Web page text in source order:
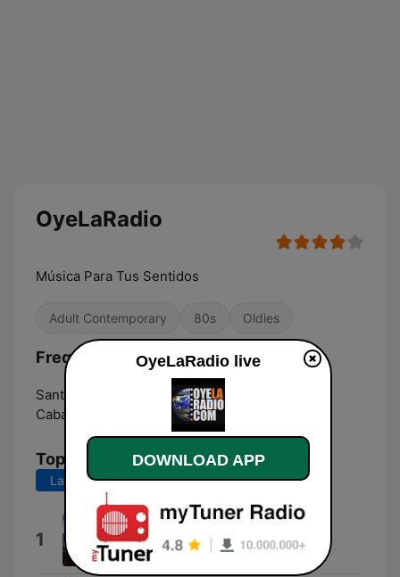
OyeLaRadio
Música Para Tus Sentidos
Adult Contemporary 80s Oldies
Frequencies OyeLaRadio:
Santiago de los
Caballeros:
Santiago de los
Caballeros
Top Songs
Last 7 days Last 30 days
1 12 pulgadas
Ivantk
OyeLaRadio live
DOWNLOAD APP